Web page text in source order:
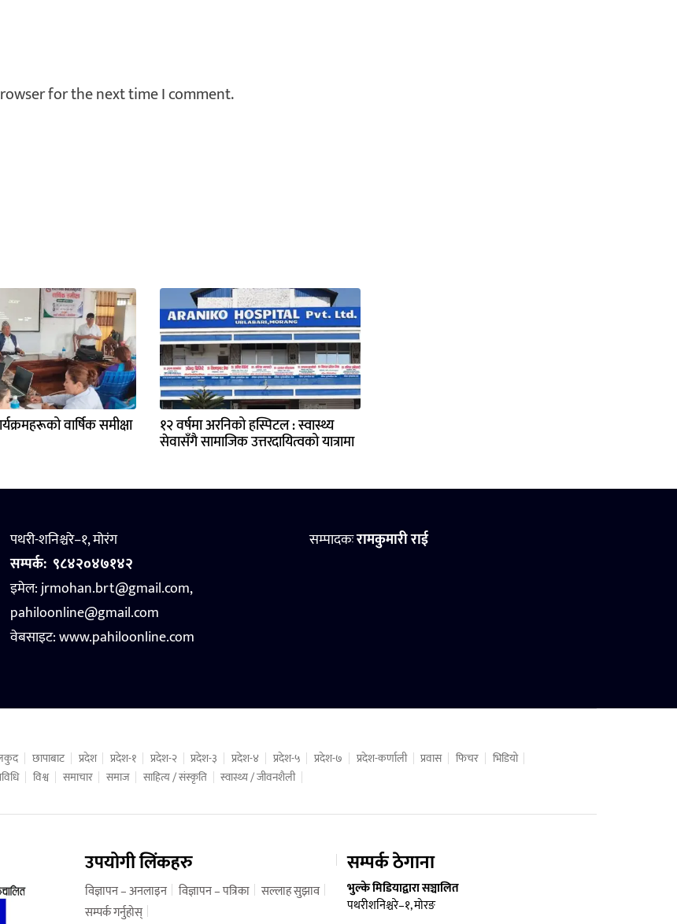
for the next time I comment.
वार्षिक समीक्षा १२ वर्षमा अरनिको हस्पिटल : स्वास्थ्य
सेवासँगै सामाजिक उत्तरदायित्वको यात्रामा
पथरी-शनिश्चरे–१, मोरंग
सम्पर्क: ९८४२०४७१४२
इमेल: jrmohan.brt@gmail.com,
pahiloonline@gmail.com
वेबसाइट:www.pahiloonline.com
सम्पादकःरामकुमारी राई
छापाबाट प्रदेश प्रदेश-१ प्रदेश-२ प्रदेश-३ प्रदेश-४ प्रदेश-५ प्रदेश-७ प्रदेश-कर्णाली प्रवास फिचर
भिडियो
विश्व समाचार समाज साहित्य / संस्कृति स्वास्थ्य / जीवनशैली
उपयोगी लिंकहरु
विज्ञापन – अनलाइन विज्ञापन – पत्रिका सल्लाह सुझाव
सम्पर्क गर्नुहोस्
सम्पर्क ठेगाना
भुल्के मिडियाद्वारा सञ्चालित
पथरीशनिश्चरे–१, मोरङ